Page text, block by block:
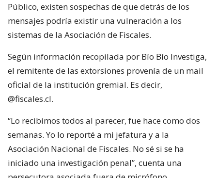
Público, existen sospechas de que detrás de los
mensajes podría existir una vulneración a los
sistemas de la Asociación de Fiscales.
Según información recopilada por Bío Bío Investiga,
el remitente de las extorsiones provenía de un mail
oficial de la institución gremial. Es decir,
@fiscales.cl.
“Lo recibimos todos al parecer, fue hace como dos
semanas. Yo lo reporté a mi jefatura y a la
Asociación Nacional de Fiscales. No sé si se ha
iniciado una investigación penal”, cuenta una